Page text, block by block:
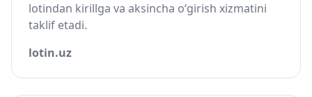
lotindan kirillga va aksincha o‘girish xizmatini
taklif etadi.
lotin.uz